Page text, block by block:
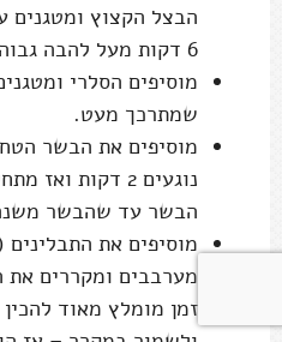
6 דקות מעל להבה גבוהה אגב ערבוב.
שמתרכך מעט.
מוסיפים את הבשר
נוגעים 2 דקות
הבשר עד שהבשר
מוסיפים את
מערבבים ומקררים את
זמן מומלץ מאוד